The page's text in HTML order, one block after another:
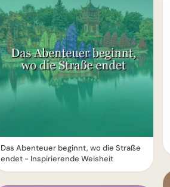
Das Abenteuer beginnt, wo die Straße
endet - Inspirierende Weisheit